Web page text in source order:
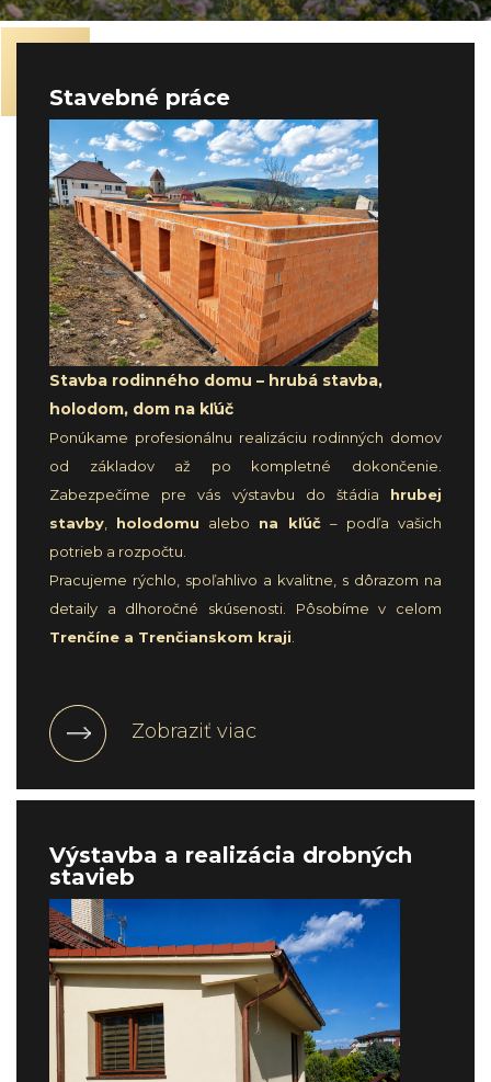
Stavebné práce
Stavba rodinného domu – hrubá stavba,
holodom, dom na kľúč
Ponúkame profesionálnu realizáciu rodinných domov
od základov až po kompletné dokončenie.
Zabezpečíme pre vás výstavbu do štádia hrubej
stavby
holodomu alebo na kľúč – podľa vašich
potrieb a rozpočtu.
Pracujeme rýchlo, spoľahlivo a kvalitne, s dôrazom na
detaily a dlhoročné skúsenosti. Pôsobíme v celom
Trenčíne a Trenčianskom kraji
Zobraziť viac
Výstavba a realizácia drobných
stavieb